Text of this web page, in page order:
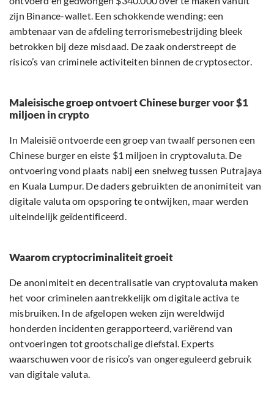
zijn Binance-wallet. Een schokkende wending: een
ambtenaar van de afdeling terrorismebestrijding bleek
betrokken bij deze misdaad. De zaak onderstreept de
risico’s van criminele activiteiten binnen de cryptosector.
Maleisische groep ontvoert Chinese burger voor $1
miljoen in crypto
In Maleisië ontvoerde een groep van twaalf personen een
Chinese burger en eiste $1 miljoen in cryptovaluta. De
ontvoering vond plaats nabij een snelweg tussen Putrajaya
en Kuala Lumpur. De daders gebruikten de anonimiteit van
digitale valuta om opsporing te ontwijken, maar werden
uiteindelijk geïdentificeerd.
Waarom cryptocriminaliteit groeit
De anonimiteit en decentralisatie van cryptovaluta maken
het voor criminelen aantrekkelijk om digitale activa te
misbruiken. In de afgelopen weken zijn wereldwijd
honderden incidenten gerapporteerd, variërend van
ontvoeringen tot grootschalige diefstal. Experts
waarschuwen voor de risico’s van ongereguleerd gebruik
van digitale valuta.